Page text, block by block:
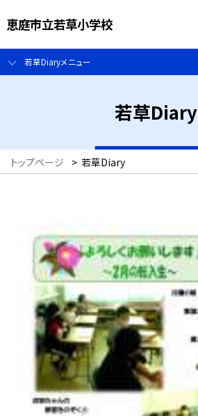
恵庭市立若草小学校
若草Diaryメニュー
若草Diary
トップページ > 若草Diary